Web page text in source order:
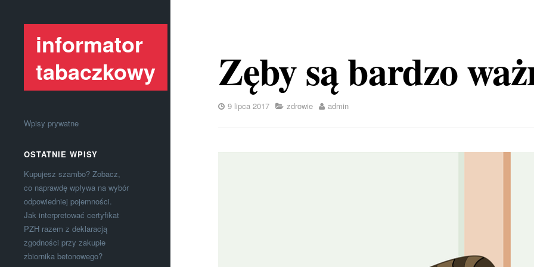
informator
tabaczkowy
Wpisy prywatne
OSTATNIE WPISY
Kupujesz szambo? Zobacz,
co naprawdę wpływa na wybór
odpowiedniej pojemności.
Jak interpretować certyfikat
PZH razem z deklaracją
zgodności przy zakupie
zbiornika betonowego?
Zęby są bardzo
9 lipca 2017 zdrowie admin